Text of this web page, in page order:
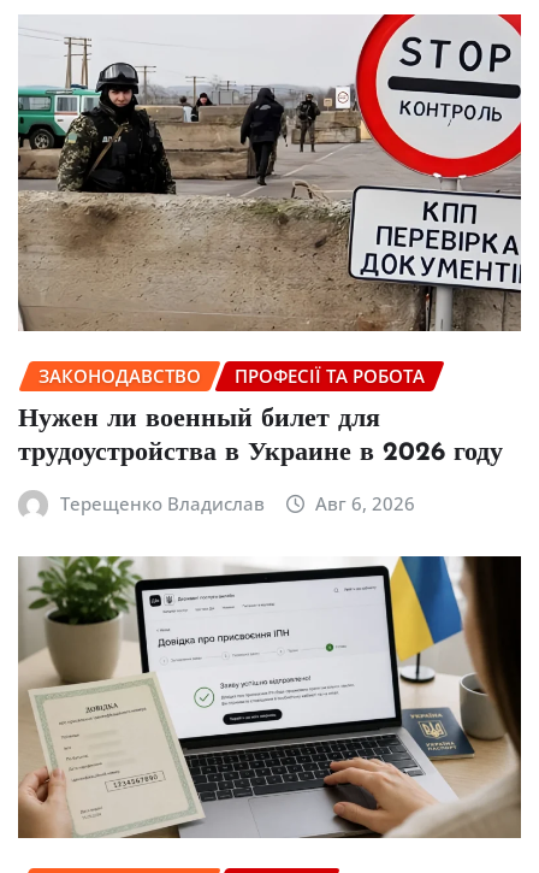
ЗАКОНОДАВСТВО ПРОФЕСІЇ ТА РОБОТА
Нужен ли военный билет для
трудоустройства в Украине в 2026 году
Терещенко Владислав Авг 6, 2026